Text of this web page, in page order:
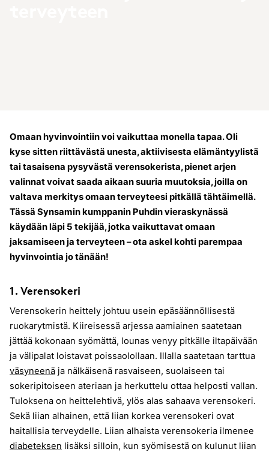
Omaan hyvinvointiin voi vaikuttaa monella tapaa. Oli
kyse sitten riittävästä unesta, aktiivisesta elämäntyylistä
tai tasaisena pysyvästä verensokerista, pienet arjen
valinnat voivat saada aikaan suuria muutoksia, joilla on
valtava merkitys omaan terveyteesi pitkällä tähtäimellä.
Tässä Synsamin kumppanin Puhdin vieraskynässä
käydään läpi 5 tekijää, jotka vaikuttavat omaan
jaksamiseen ja terveyteen – ota askel kohti parempaa
hyvinvointia jo tänään!
1. Verensokeri
Verensokerin heittely johtuu usein epäsäännöllisestä
ruokarytmistä. Kiireisessä arjessa aamiainen saatetaan
jättää kokonaan syömättä, lounas venyy pitkälle iltapäivään
ja välipalat loistavat poissaolollaan. Illalla saatetaan tarttua
väsyneenä ja nälkäisenä rasvaiseen, suolaiseen tai
sokeripitoiseen ateriaan ja herkuttelu ottaa helposti vallan.
Tuloksena on heittelehtivä, ylös alas sahaava verensokeri.
Sekä liian alhainen, että liian korkea verensokeri ovat
haitallisia terveydelle. Liian alhaista verensokeria ilmenee
diabeteksen lisäksi silloin, kun syömisestä on kulunut liian